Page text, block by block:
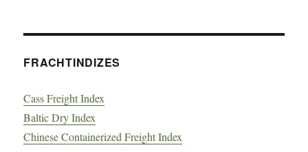
FRACHTINDIZES
Cass Freight Index
Baltic Dry Index
Chinese Containerized Freight Index